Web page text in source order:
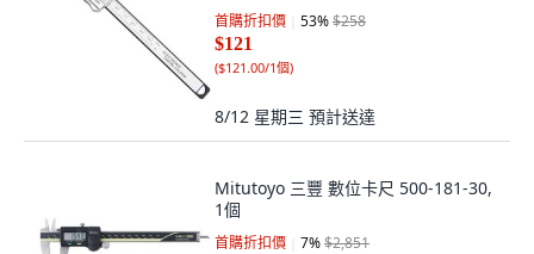
首購折扣價 53%$258
$121
($121.00/1個)
8/12 星期三 預計送達
Mitutoyo 三豐 數位卡尺 500-181-30,
1個
首購折扣價 7%$2,851